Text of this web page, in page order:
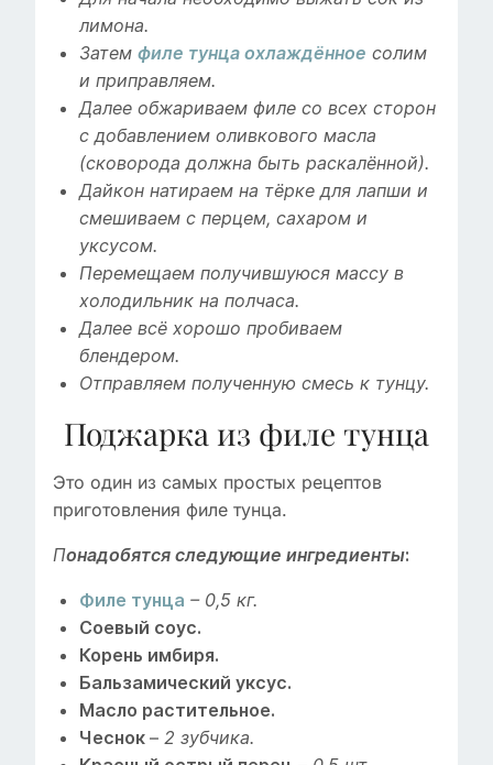
лимона.
Затем филе тунца охлаждённое солим
и приправляем.
Далее обжариваем филе со всех сторон
с добавлением оливкового масла
(сковорода должна быть раскалённой).
Дайкон натираем на тёрке для лапши и
смешиваем с перцем, сахаром и
уксусом.
Перемещаем получившуюся массу в
холодильник на полчаса.
Далее всё хорошо пробиваем
блендером.
Отправляем полученную смесь к тунцу.
Поджарка из филе тунца
Это один из самых простых рецептов
приготовления филе тунца.
Понадобятся следующие ингредиенты:
Филе тунца – 0,5 кг.
Соевый соус.
Корень имбиря.
Бальзамический уксус.
Масло растительное.
Чеснок – 2 зубчика.